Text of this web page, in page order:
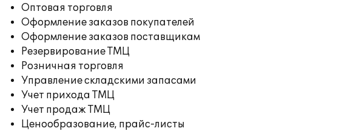
Оптовая торговля
Оформление заказов покупателей
Оформление заказов поставщикам
Резервирование ТМЦ
Розничная торговля
Управление складскими запасами
Учет прихода ТМЦ
Учет продаж ТМЦ
Ценообразование, прайс-листы